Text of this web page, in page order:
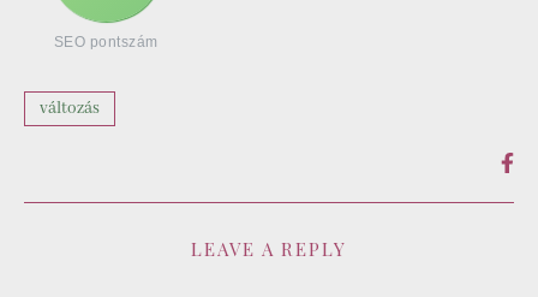
SEO pontszám
változás
LEAVE A REPLY